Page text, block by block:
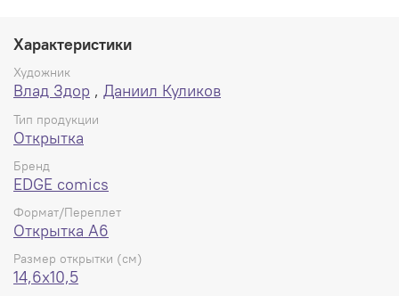
Характеристики
Художник
Влад Здор , Даниил Куликов
Тип продукции
Открытка
Бренд
EDGE comics
Формат/Переплет
Открытка А6
Размер открытки (см)
14,6x10,5